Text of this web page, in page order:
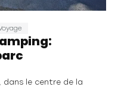
dans le centre de la